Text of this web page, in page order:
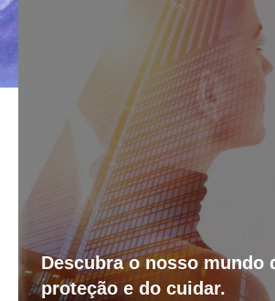
Descubra o nosso mundo
proteção e do cuidar.